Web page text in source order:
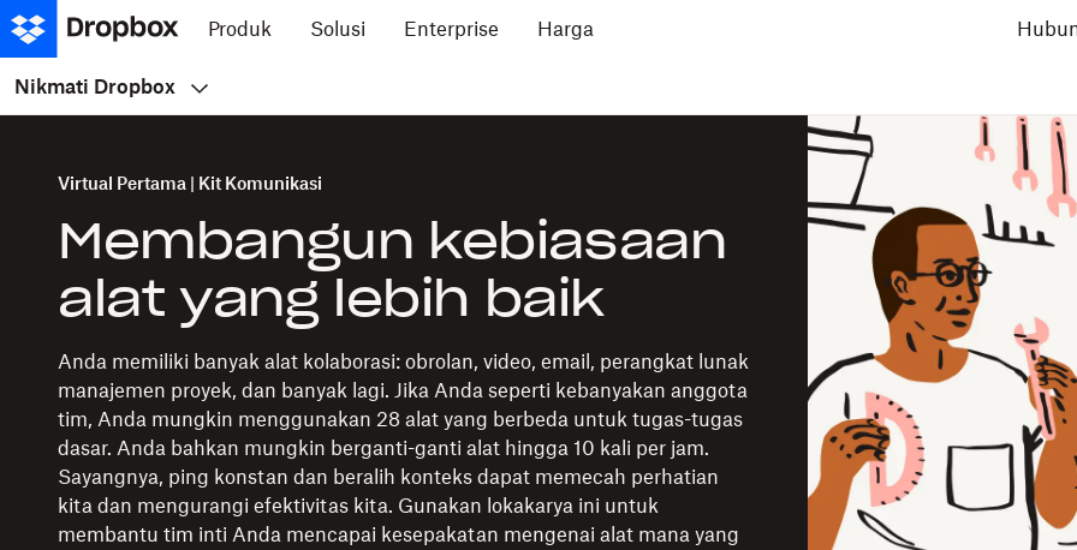
Produk Solusi Enterprise Harga
Nikmati Dropbox
Virtual Pertama | Kit Komunikasi
Membangun kebiasaan
alat yang lebih baik
Anda memiliki banyak alat kolaborasi: obrolan, video, email, perangkat lunak
manajemen proyek, dan banyak lagi. Jika Anda seperti kebanyakan anggota
tim, Anda mungkin menggunakan 28 alat yang berbeda untuk tugas-tugas
dasar. Anda bahkan mungkin berganti-ganti alat hingga 10 kali per jam.
Sayangnya, ping konstan dan beralih konteks dapat memecah perhatian
kita dan mengurangi efektivitas kita. Gunakan lokakarya ini untuk
membantu tim inti Anda mencapai kesepakatan mengenai alat mana yang